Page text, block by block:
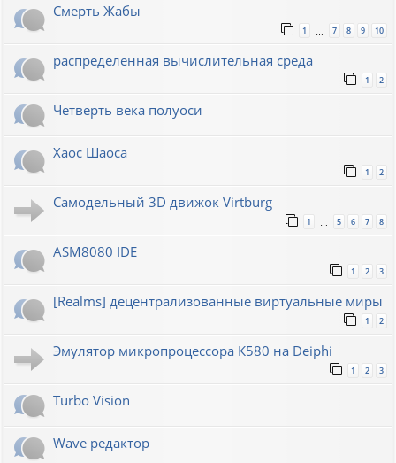
Смерть Жабы
1 7 8 9 10
распределенная вычислительная среда
1 2
Четверть века полуоси
Хаос Шаоса
1 2
Самодельный 3D движок Virtburg
1 5 6 7 8
ASM8080 IDE
1 2 3
[Realms] децентрализованные виртуальные миры
1 2
Эмулятор микропроцессора К580 на Deiphi
1 2 3
Turbo Vision
Wave редактор